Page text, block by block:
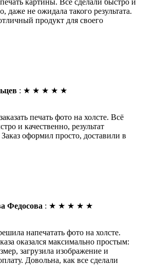
даже не ожидала такого результата.
продукт для своего
: ★ ★ ★ ★ ★
печать фото на холсте. Всё
и качественно, результат
оформил просто, доставили в
Федосова : ★ ★ ★ ★ ★
напечатать фото на холсте.
оказался максимально простым:
загрузила изображение и
Довольна, как все сделали